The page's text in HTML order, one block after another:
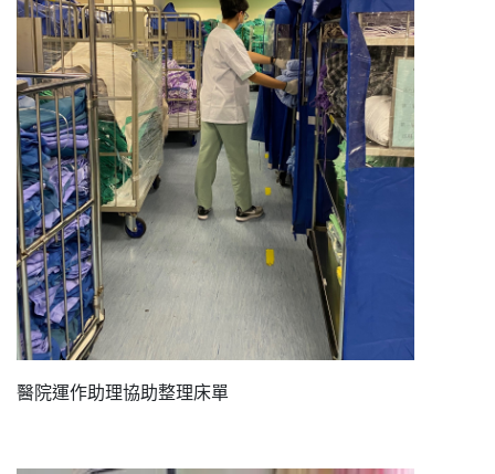
醫院運作助理協助整理床單